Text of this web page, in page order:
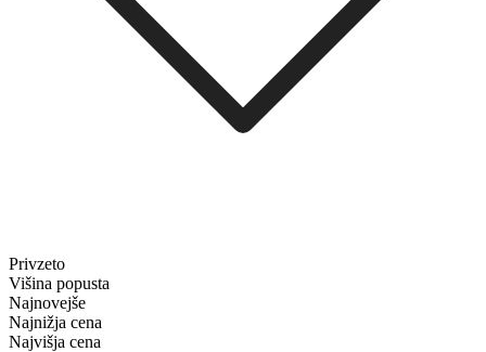
Privzeto
Višina popusta
Najnovejše
Najnižja cena
Najvišja cena